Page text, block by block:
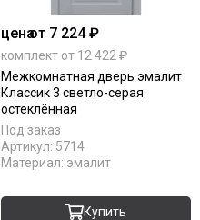
ценаот 7 224 ₽
комплект от 12 422 ₽
Межкомнатная дверь эмалит
Классик 3 светло-серая
остеклённая
Под заказ
Артикул: 5714
Материал: эмалит
Купить